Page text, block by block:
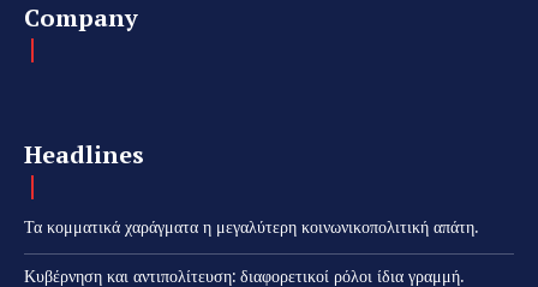
Company
Headlines
Τα κομματικά χαράγματα η μεγαλύτερη κοινωνικοπολιτική απάτη.
Κυβέρνηση και αντιπολίτευση: διαφορετικοί ρόλοι ίδια γραμμή.